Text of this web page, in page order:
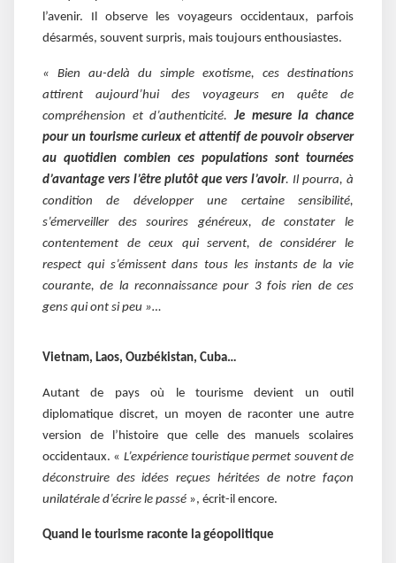
l’avenir. Il observe les voyageurs occidentaux, parfois
désarmés, souvent surpris, mais toujours enthousiastes.
« Bien au-delà du simple exotisme, ces destinations
attirent aujourd’hui des voyageurs en quête de
compréhension et d’authenticité.Je mesure la chance
pour un tourisme curieux et attentif de pouvoir observer
au quotidien combien ces populations sont tournées
d’avantage vers l’être plutôt que vers l’avoir. Il pourra, à
condition de développer une certaine sensibilité,
s’émerveiller des sourires généreux, de constater le
contentement de ceux qui servent, de considérer le
respect qui s’émissent dans tous les instants de la vie
courante, de la reconnaissance pour 3 fois rien de ces
gens qui ont si peu »…
Vietnam, Laos, Ouzbékistan, Cuba…
Autant de pays où le tourisme devient un outil
diplomatique discret, un moyen de raconter une autre
version de l’histoire que celle des manuels scolaires
occidentaux. « L’expérience touristique permet souvent de
déconstruire des idées reçues héritées de notre façon
unilatérale d’écrire le passé », écrit-il encore.
Quand le tourisme raconte la géopolitique